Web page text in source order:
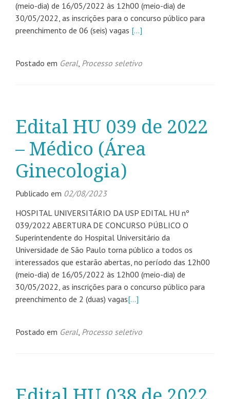
(meio-dia) de 16/05/2022 às 12h00 (meio-dia) de
30/05/2022, as inscrições para o concurso público para
preenchimento de 06 (seis) vagas […]
Postado em Geral, Processo seletivo
Edital HU 039 de 2022
– Médico (Área
Ginecologia)
Publicado em 02/08/2023
HOSPITAL UNIVERSITÁRIO DA USP EDITAL HU nº
039/2022 ABERTURA DE CONCURSO PÚBLICO O
Superintendente do Hospital Universitário da
Universidade de São Paulo torna público a todos os
interessados que estarão abertas, no período das 12h00
(meio-dia) de 16/05/2022 às 12h00 (meio-dia) de
30/05/2022, as inscrições para o concurso público para
preenchimento de 2 (duas) vagas[…]
Postado em Geral, Processo seletivo